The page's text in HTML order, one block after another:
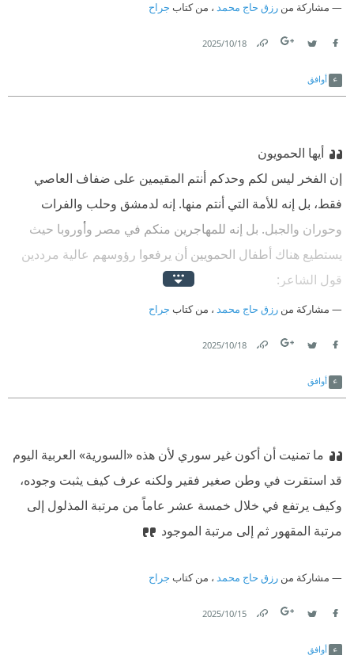
مشاركة من رزق حاج محمد ، من كتاب جراح
18‏/10‏/2025
أوافق
أيها الحمويون
‫إن الفخر ليس لكم وحدكم أنتم المقيمين على ضفاف العاصي
فقط، بل إنه للأمة التي أنتم منها. إنه لدمشق وحلب والفرات
وحوران والجبل. بل إنه للمهاجرين منكم في مصر وأوروبا حيث
يستطيع هناك أطفال الحمويين أن يرفعوا رؤوسهم عالية مرددين
قول الشاعر:
‫أولئك آبائي فجئني بمثلهم
‫إذا جمعتنا يا جرير المجامع
مشاركة من رزق حاج محمد ، من كتاب جراح
18‏/10‏/2025
أوافق
ما تمنيت أن أكون غير سوري لأن هذه «السورية» العربية اليوم
قد استقرت في وطن صغير فقير ولكنه عرف كيف يثبت وجوده،
وكيف يرتفع في خلال خمسة عشر عاماً من مرتبة المذلول إلى
مرتبة المقهور ثم إلى مرتبة الموجود
مشاركة من رزق حاج محمد ، من كتاب جراح
15‏/10‏/2025
أوافق